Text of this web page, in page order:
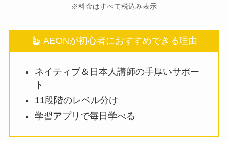
※料金はすべて税込み表示
AEONが初心者におすすめできる理由
ネイティブ＆日本人講師の手厚いサポー
ト
11段階のレベル分け
学習アプリで毎日学べる